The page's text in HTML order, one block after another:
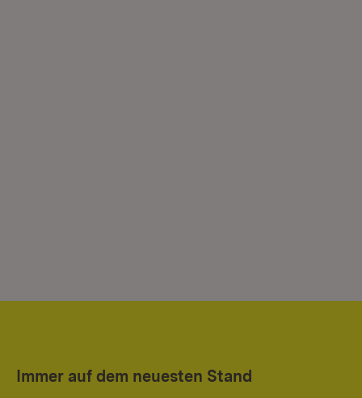
Immer auf dem neuesten Stand